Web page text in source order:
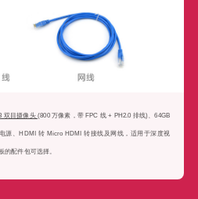
双目摄像头(800 万像素，带 FPC 线 + PH2.0 排线)、64GB
源、HDMI 转 Micro HDMI 转接线及网线，适用于深度视
的配件包可选择。